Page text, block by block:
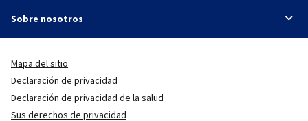
Sobre nosotros
Mapa del sitio
Declaración de privacidad
Declaración de privacidad de la salud
Sus derechos de privacidad